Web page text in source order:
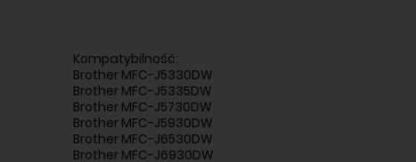
Kompatybilność:
Brother MFC-J5330DW
Brother MFC-J5335DW
Brother MFC-J5730DW
Brother MFC-J5930DW
Brother MFC-J6530DW
Brother MFC-J6930DW